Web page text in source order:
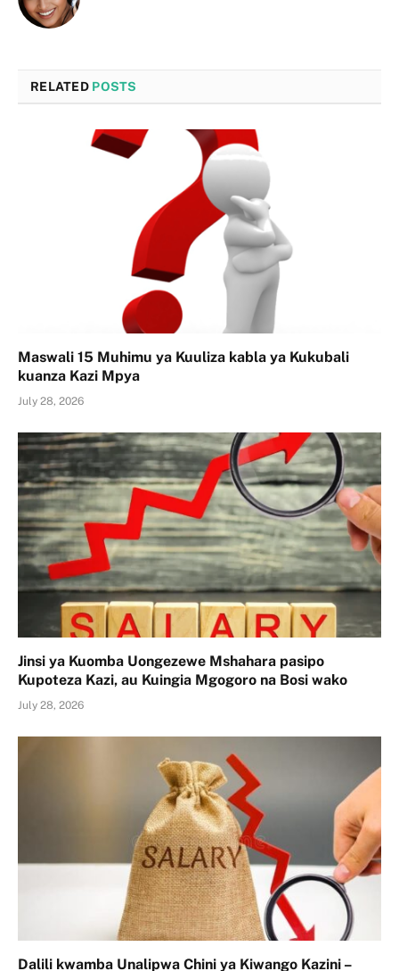
RELATED POSTS
Maswali 15 Muhimu ya Kuuliza kabla ya Kukubali
kuanza Kazi Mpya
July 28, 2026
Jinsi ya Kuomba Uongezewe Mshahara pasipo
Kupoteza Kazi, au Kuingia Mgogoro na Bosi wako
July 28, 2026
Dalili kwamba Unalipwa Chini ya Kiwango Kazini –